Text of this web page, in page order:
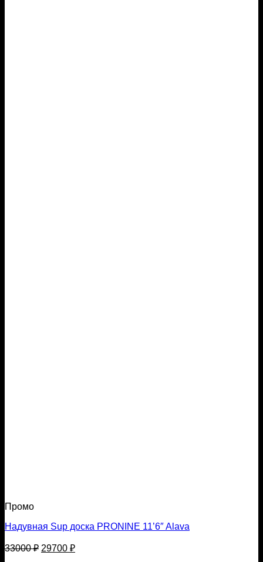
Промо
Надувная Sup доска PRONINE 11’6″ Alava
33000₽ Первоначальная
29700 ₽Текущая